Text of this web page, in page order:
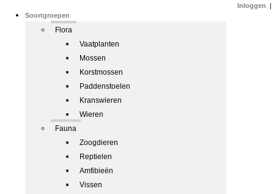
Soortgroepen
Flora
Vaatplanten
Mossen
Korstmossen
Paddenstoelen
Kranswieren
Wieren
Fauna
Zoogdieren
Reptielen
Amfibieën
Vissen
Inloggen |